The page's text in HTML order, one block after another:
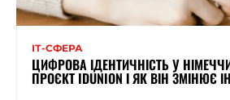
ІТ-СФЕРА
ЦИФРОВА ІДЕНТИЧНІСТЬ У
ПРОЄКТ IDUNION І ЯК ВІН ЗМІНЮЄ